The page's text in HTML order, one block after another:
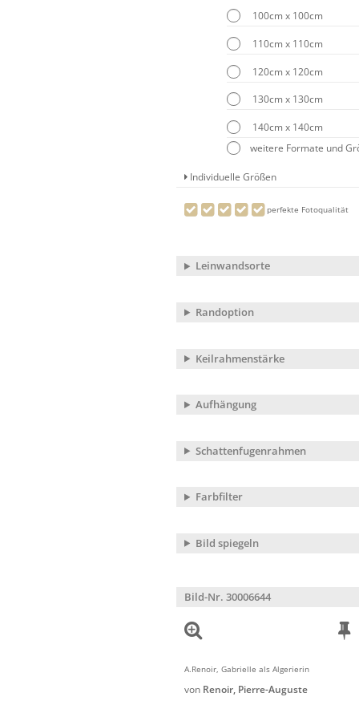
100cm x 100cm
110cm x 110cm
120cm x 120cm
130cm x 130cm
140cm x 140cm
weitere Formate und
Individuelle Größen
perfekte Fotoqualität
Leinwandsorte
Randoption
Keilrahmenstärke
Aufhängung
Schattenfugenrahmen
Farbfilter
Bild spiegeln
Bild-Nr. 30006644
A.Renoir, Gabrielle als Algerierin
von Renoir, Pierre-Auguste